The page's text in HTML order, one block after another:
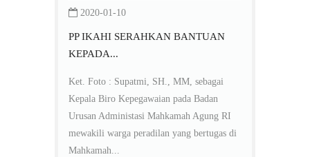
2020-01-10
PP IKAHI SERAHKAN BANTUAN
KEPADA...
Ket. Foto : Supatmi, SH., MM, sebagai
Kepala Biro Kepegawaian pada Badan
Urusan Administasi Mahkamah Agung RI
mewakili warga peradilan yang bertugas di
Mahkamah...